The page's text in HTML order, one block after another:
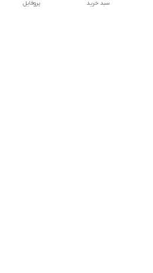
پروفایل سبد خرید